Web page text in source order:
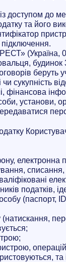
із доступом
та його
(Україна,
беруть
сукупність
фінансова
установи,
електронна
(паспорт,